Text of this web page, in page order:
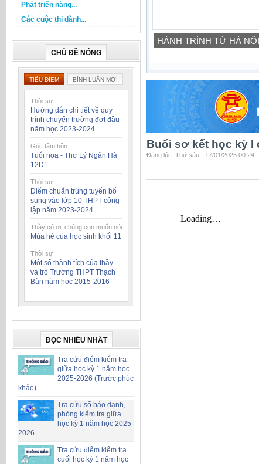
Phát triển năng...
Các cuộc thi dành...
CHỦ ĐỀ NÓNG
TIÊU ĐIỂM BÌNH LUẬN MỚI
Thời sự
Hướng dẫn chi tiết về quy
trình chuyển trường đợt đầu
năm học 2023-2024
Góc tâm hồn
Tuổi hoa - Thơ Lý Ngân Hà
12D1
Thời sự
Điểm chuẩn trúng tuyển bổ
sung vào lớp 10 THPT công
lập năm 2023-2024
Thầy cô ơi, chúng con muốn nói
Mùa hè của học sinh khối 11
Thời sự
Một số thành tích của thầy
và trò Trường THPT Thạch
Bàn năm học 2015-2016
ĐỌC NHIỀU NHẤT
Tra cứu điểm kiểm tra
giữa học kỳ 1 năm học
2025-2026 (Trước phúc
khảo)
Tra cứu số báo danh,
phòng kiểm tra giữa
học kỳ 1 năm học 2025-
2026
Tra cứu điểm kiểm tra
cuối học kỳ 1 năm học
HÀNH TRÌNH TỪ HÀ
Buổi sơ kết học kỳ I
Đăng lúc: Thứ sáu - 17/01/2025 00:24